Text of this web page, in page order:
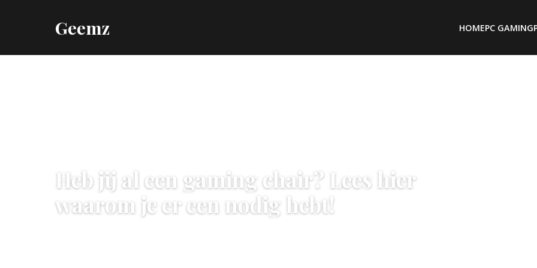
Geemz HOMEPC GAMING
Heb jij al een gaming chair? Lees hier
waarom je er een nodig hebt!